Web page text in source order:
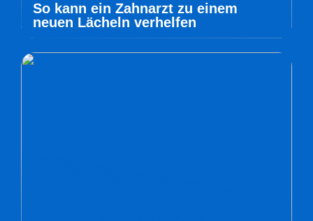
So kann ein Zahnarzt zu einem
neuen Lächeln verhelfen